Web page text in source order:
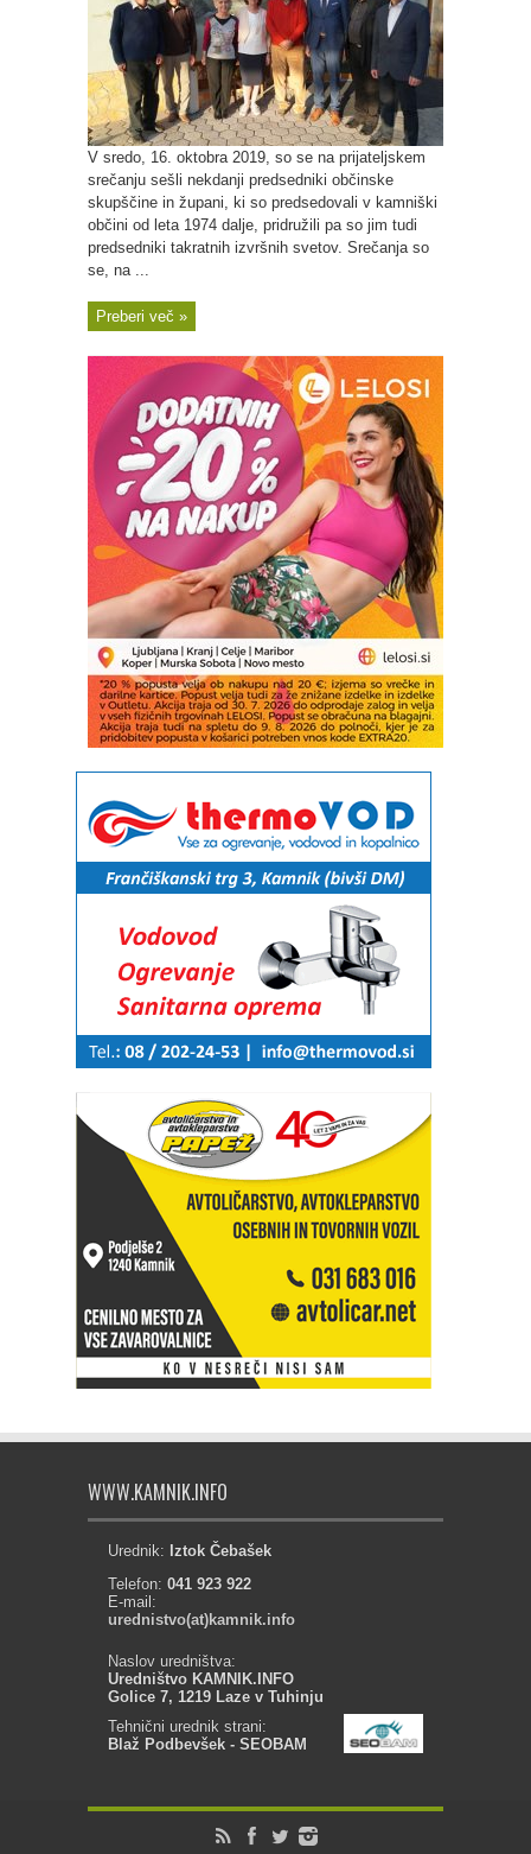
V sredo, 16. oktobra 2019, so se na prijateljskem
srečanju sešli nekdanji predsedniki občinske
skupščine in župani, ki so predsedovali v kamniški
občini od leta 1974 dalje, pridružili pa so jim tudi
predsedniki takratnih izvršnih svetov. Srečanja so
se, na ...
Preberi več »
WWW.KAMNIK.INFO
Urednik: Iztok Čebašek
Telefon: 041 923 922
E-mail:
urednistvo(at)kamnik.info
Naslov uredništva:
Uredništvo KAMNIK.INFO
Golice 7, 1219 Laze v Tuhinju
Tehnični urednik strani:
Blaž Podbevšek - SEOBAM